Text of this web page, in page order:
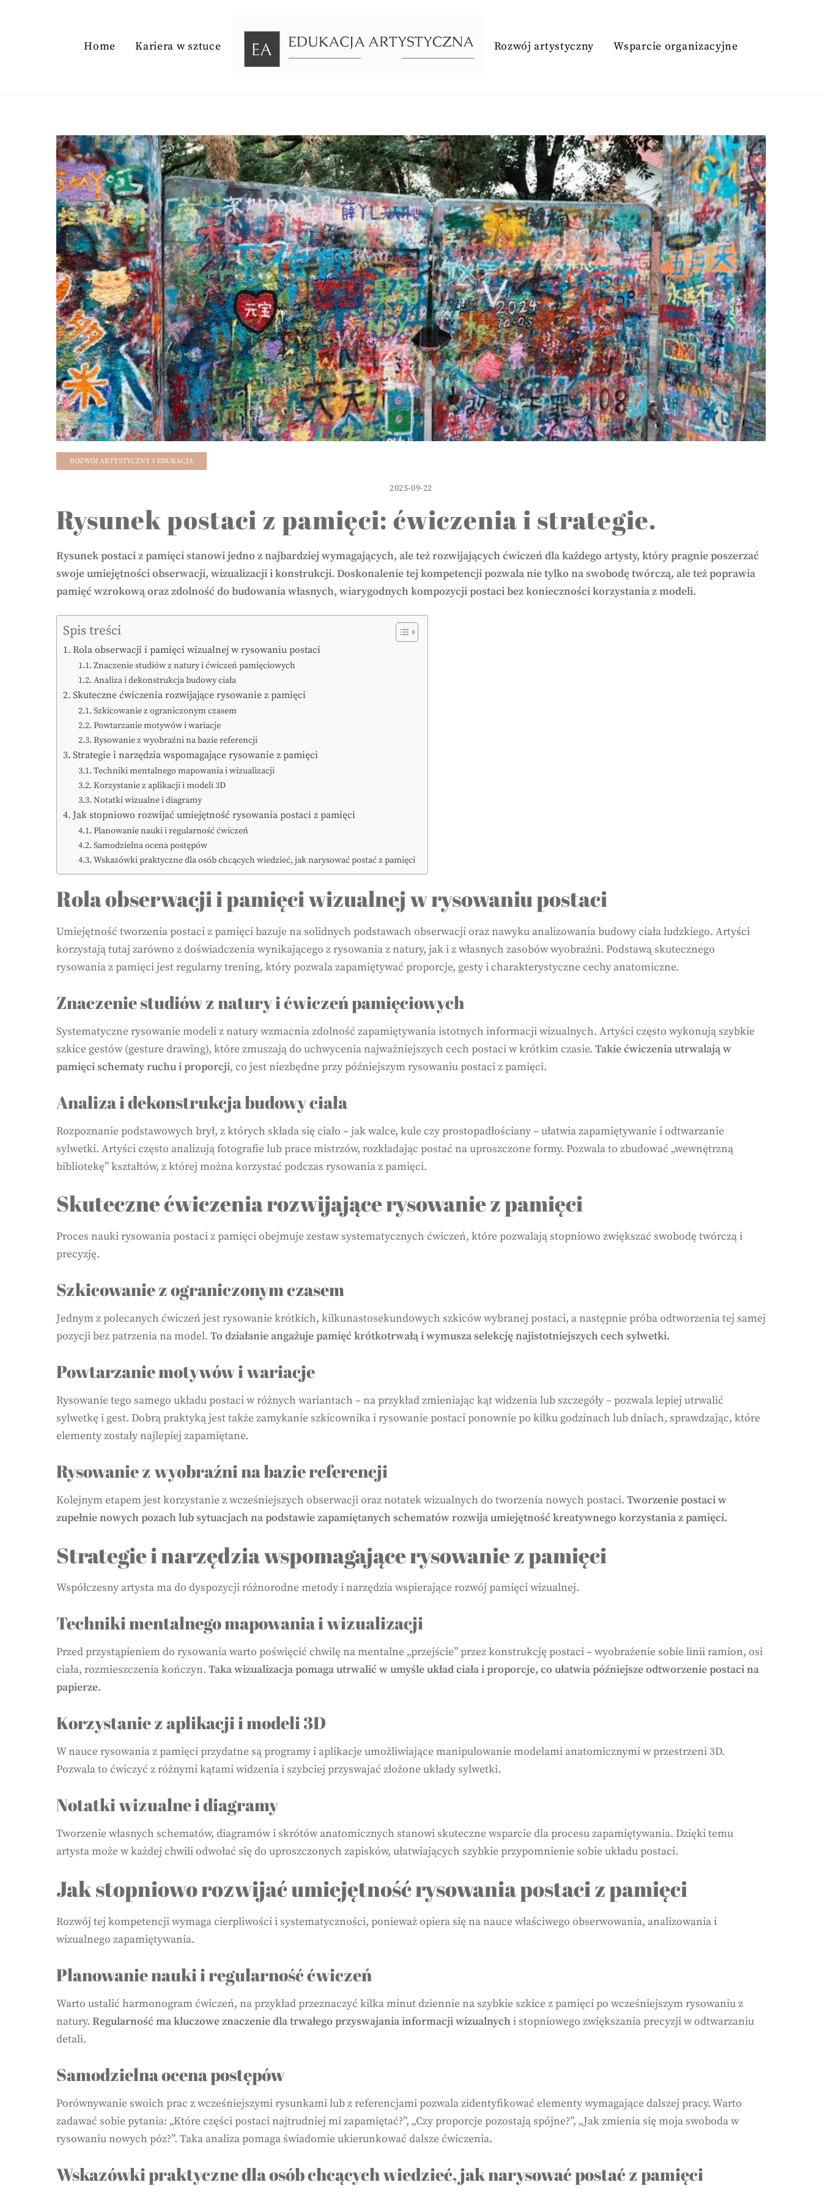
Home Kariera w sztuce Rozwój artystyczny Wsparcie organizacyjne
2025-09-22
Rysunek postaci z pamięci: ćwiczenia i strategie.
ROZWÓJ ARTYSTYCZNY I EDUKACJA
Rysunek postaci z pamięci stanowi jedno z najbardziej wymagających, ale też rozwijających ćwiczeń dla każdego artysty, który pragnie poszerzać
swoje umiejętności obserwacji, wizualizacji i konstrukcji. Doskonalenie tej kompetencji pozwala nie tylko na swobodę twórczą, ale też poprawia
pamięć wzrokową oraz zdolność do budowania własnych, wiarygodnych kompozycji postaci bez konieczności korzystania z modeli.
Spis treści
Rola obserwacji i pamięci wizualnej w rysowaniu postaci
Znaczenie studiów z natury i ćwiczeń pamięciowych
Analiza i dekonstrukcja budowy ciała
Skuteczne ćwiczenia rozwijające rysowanie z pamięci
Szkicowanie z ograniczonym czasem
Powtarzanie motywów i wariacje
Rysowanie z wyobraźni na bazie referencji
Strategie i narzędzia wspomagające rysowanie z pamięci
Techniki mentalnego mapowania i wizualizacji
Korzystanie z aplikacji i modeli 3D
Notatki wizualne i diagramy
Jak stopniowo rozwijać umiejętność rysowania postaci z pamięci
Planowanie nauki i regularność ćwiczeń
Samodzielna ocena postępów
Wskazówki praktyczne dla osób chcących wiedzieć, jak narysować postać z pamięci
Rola obserwacji i pamięci wizualnej w rysowaniu postaci
Umiejętność tworzenia postaci z pamięci bazuje na solidnych podstawach obserwacji oraz nawyku analizowania budowy ciała ludzkiego. Artyści
korzystają tutaj zarówno z doświadczenia wynikającego z rysowania z natury, jak i z własnych zasobów wyobraźni. Podstawą skutecznego
rysowania z pamięci jest regularny trening, który pozwala zapamiętywać proporcje, gesty i charakterystyczne cechy anatomiczne.
Znaczenie studiów z natury i ćwiczeń pamięciowych
Systematyczne rysowanie modeli z natury wzmacnia zdolność zapamiętywania istotnych informacji wizualnych. Artyści często wykonują szybkie
szkice gestów (gesture drawing), które zmuszają do uchwycenia najważniejszych cech postaci w krótkim czasie. Takie ćwiczenia utrwalają w
pamięci schematy ruchu i proporcji, co jest niezbędne przy późniejszym rysowaniu postaci z pamięci.
Analiza i dekonstrukcja budowy ciała
Rozpoznanie podstawowych brył, z których składa się ciało – jak walce, kule czy prostopadłościany – ułatwia zapamiętywanie i odtwarzanie
sylwetki. Artyści często analizują fotografie lub prace mistrzów, rozkładając postać na uproszczone formy. Pozwala to zbudować „wewnętrzną
bibliotekę” kształtów, z której można korzystać podczas rysowania z pamięci.
Skuteczne ćwiczenia rozwijające rysowanie z pamięci
Proces nauki rysowania postaci z pamięci obejmuje zestaw systematycznych ćwiczeń, które pozwalają stopniowo zwiększać swobodę twórczą i
precyzję.
Szkicowanie z ograniczonym czasem
Jednym z polecanych ćwiczeń jest rysowanie krótkich, kilkunastosekundowych szkiców wybranej postaci, a następnie próba odtworzenia tej samej
pozycji bez patrzenia na model. To działanie angażuje pamięć krótkotrwałą i wymusza selekcję najistotniejszych cech sylwetki.
Powtarzanie motywów i wariacje
Rysowanie tego samego układu postaci w różnych wariantach – na przykład zmieniając kąt widzenia lub szczegóły – pozwala lepiej utrwalić
sylwetkę i gest. Dobrą praktyką jest także zamykanie szkicownika i rysowanie postaci ponownie po kilku godzinach lub dniach, sprawdzając, które
elementy zostały najlepiej zapamiętane.
Rysowanie z wyobraźni na bazie referencji
Kolejnym etapem jest korzystanie z wcześniejszych obserwacji oraz notatek wizualnych do tworzenia nowych postaci. Tworzenie postaci w
zupełnie nowych pozach lub sytuacjach na podstawie zapamiętanych schematów rozwija umiejętność kreatywnego korzystania z pamięci.
Strategie i narzędzia wspomagające rysowanie z pamięci
Współczesny artysta ma do dyspozycji różnorodne metody i narzędzia wspierające rozwój pamięci wizualnej.
Techniki mentalnego mapowania i wizualizacji
Przed przystąpieniem do rysowania warto poświęcić chwilę na mentalne „przejście” przez konstrukcję postaci – wyobrażenie sobie linii ramion, osi
ciała, rozmieszczenia kończyn. Taka wizualizacja pomaga utrwalić w umyśle układ ciała i proporcje, co ułatwia późniejsze odtworzenie postaci na
papierze.
Korzystanie z aplikacji i modeli 3D
W nauce rysowania z pamięci przydatne są programy i aplikacje umożliwiające manipulowanie modelami anatomicznymi w przestrzeni 3D.
Pozwala to ćwiczyć z różnymi kątami widzenia i szybciej przyswajać złożone układy sylwetki.
Notatki wizualne i diagramy
Tworzenie własnych schematów, diagramów i skrótów anatomicznych stanowi skuteczne wsparcie dla procesu zapamiętywania. Dzięki temu
artysta może w każdej chwili odwołać się do uproszczonych zapisków, ułatwiających szybkie przypomnienie sobie układu postaci.
Jak stopniowo rozwijać umiejętność rysowania postaci z pamięci
Rozwój tej kompetencji wymaga cierpliwości i systematyczności, ponieważ opiera się na nauce właściwego obserwowania, analizowania i
wizualnego zapamiętywania.
Planowanie nauki i regularność ćwiczeń
Warto ustalić harmonogram ćwiczeń, na przykład przeznaczyć kilka minut dziennie na szybkie szkice z pamięci po wcześniejszym rysowaniu z
natury. Regularność ma kluczowe znaczenie dla trwałego przyswajania informacji wizualnychi stopniowego zwiększania precyzji w odtwarzaniu
detali.
Samodzielna ocena postępów
Porównywanie swoich prac z wcześniejszymi rysunkami lub z referencjami pozwala zidentyfikować elementy wymagające dalszej pracy. Warto
zadawać sobie pytania: „Które części postaci najtrudniej mi zapamiętać?”, „Czy proporcje pozostają spójne?”, „Jak zmienia się moja swoboda w
rysowaniu nowych póz?”. Taka analiza pomaga świadomie ukierunkować dalsze ćwiczenia.
Wskazówki praktyczne dla osób chcących wiedzieć, jak narysować postać z pamięci